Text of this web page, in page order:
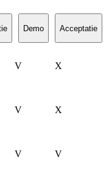
Demo Acceptatie
V X
V X
V V